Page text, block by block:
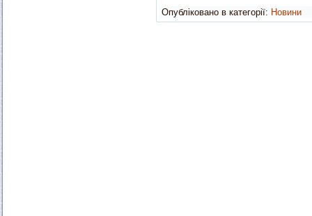
Опубліковано в категорії: Новини